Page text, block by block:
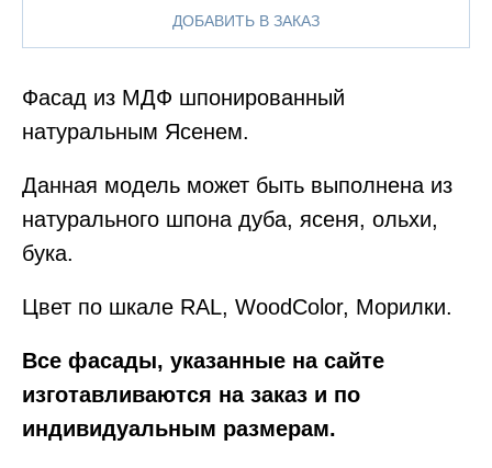
ДОБАВИТЬ В ЗАКАЗ
Фасад из МДФ шпонированный
натуральным Ясенем.
Данная модель может быть выполнена из
натурального шпона дуба, ясеня, ольхи,
бука.
Цвет по шкале RAL, WoodColor, Морилки.
Все фасады, указанные на сайте
изготавливаются на заказ и по
индивидуальным размерам.